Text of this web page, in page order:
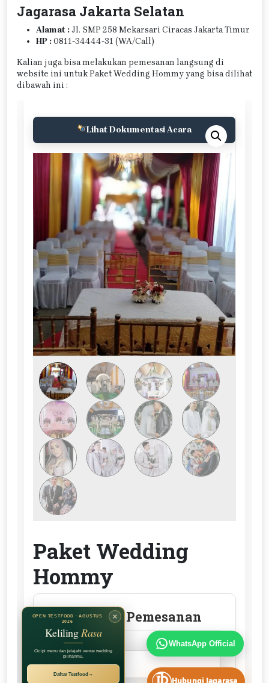
Jagarasa Jakarta Selatan
Alamat :Jl. SMP 258 Mekarsari Ciracas Jakarta Timur
HP :0811-34444-31 (WA/Call)
Kalian juga bisa melakukan pemesanan langsung di
website ini untuk Paket Wedding Hommy yang bisa dilihat
dibawah ini :